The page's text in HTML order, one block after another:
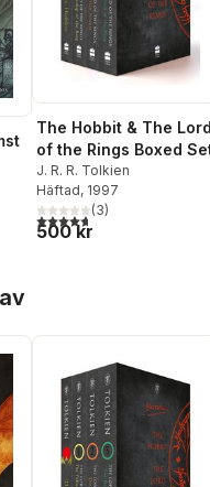
antal röster:
The Hobbit & The Lord
of the Rings Boxed
J. R. R. Tolkien
Häftad, 1997
4,7utav 5 stjärnor. Totalt
(3)
500 kr